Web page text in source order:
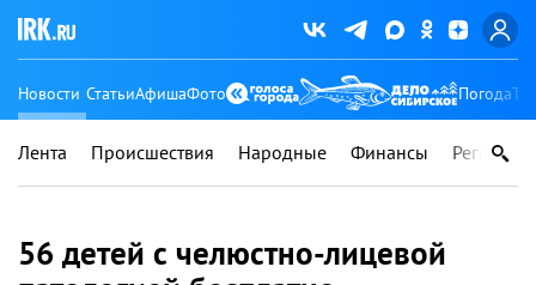
Новости СтатьиАфишаФото Погода
Лента Происшествия Народные Финансы Регионы
56 детей с челюстно-лицевой